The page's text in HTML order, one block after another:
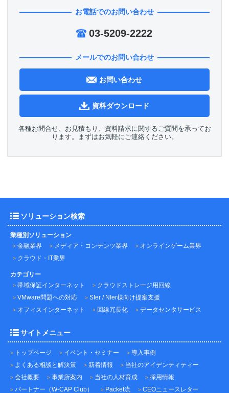
お電話でのお問い合わせ
03-5209-2222
メールでのお問い合わせ
お問い合わせ
資料ダウンロード
各種お問合せ、お見積もり、資料請求に関するご質問を承ってお
ります。まずはお気軽にご連絡ください。
ソリューション検索
業種別ソリューション
金融業界
メディア・コンテンツ業界
オンラインゲーム業界
クラウド・IT業界
カテゴリー
帯域保証インターネット
クラウドストレージ用回線
VMware問題への対応
SIer / NIer様向け提案支援
オフィスインターネット
回線冗長化 データセンタサービス
サイトメニュー
トップページ イベント・セミナー
導入事例
よくある相談と解決策
新着情報
当社のアイデンティティー
会社概要
事業所案内 当社の人材育成
採用情報
パートナー（W-CAP Club）
Packet流 CEOニュースレター